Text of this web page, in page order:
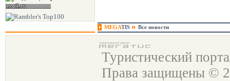
MEGATIS Все новости
Туристический
Права защищены ©